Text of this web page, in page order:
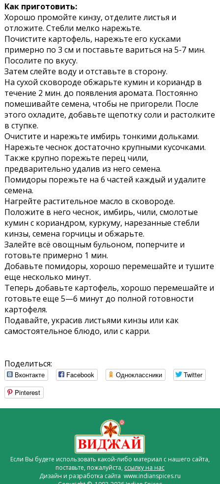
Как приготовить:
Хорошо промойте кинзу, отделите листья и
отложите. Стебли мелко нарежьте.
Почистите картофель, нарежьте его кусками
примерно по 3 см и поставьте вариться на 5-7 мин.
Посолите по вкусу.
Затем слейте воду и отставьте в сторону.
На сухой сковороде обжарьте кумин и кориандр в
течение 2 мин. до появления аромата. Постоянно
помешивайте семена, чтобы не пригорели. После
этого охладите, добавьте щепотку соли и растолките
в ступке.
Очистите и нарежьте имбирь тонкими дольками.
Нарежьте чеснок достаточно крупными кусочками.
Также крупно порежьте перец чили,
предварительно удалив из него семена.
Помидоры порежьте на 6 частей каждый и удалите
семена.
Нагрейте растительное масло в сковороде.
Положите в него чеснок, имбирь, чили, смолотые
кумин с кориандром, куркуму, нарезанные стебли
кинзы, семена горчицы и обжарьте.
Залейте всё овощным бульоном, поперчите и
готовьте примерно 1 мин.
Добавьте помидоры, хорошо перемешайте и тушите
еще несколько минут.
Теперь добавьте картофель, хорошо перемешайте и
готовьте еще 5—6 минут до полной готовности
картофеля.
Подавайте, украсив листьями кинзы или как
самостоятельное блюдо, или с карри.
Поделиться:
Вконтакте Facebook Одноклассники
Twitter
Pinterest
Если Вы будете использовать какой-либо материал с нашего сайта,
поставьте, пожалуйста, ссылку на нас
Дизайн и разработка сайта www.indianspices.ru